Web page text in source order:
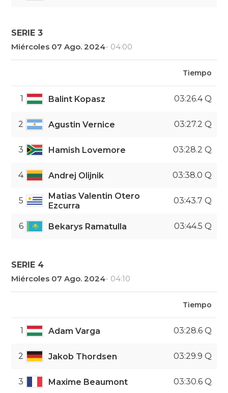
SERIE 3
Miércoles 07 Ago. 2024- 04:00
Tiempo
1 Balint Kopasz 03:26.4 Q
2 Agustin Vernice 03:27.2 Q
3 Hamish Lovemore 03:28.2 Q
4 Andrej Olijnik 03:38.0 Q
5
Matias Valentin Otero
Ezcurra
03:43.7 Q
6 Bekarys Ramatulla 03:44.5 Q
SERIE 4
Miércoles 07 Ago. 2024- 04:10
Tiempo
1 Adam Varga 03:28.6 Q
2 Jakob Thordsen 03:29.9 Q
3 Maxime Beaumont 03:30.6 Q